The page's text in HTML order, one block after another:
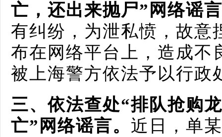
亡，还出来抛尸”网络谣言
有纠纷，为泄私愤，故意
布在网络平台上，造成不
被上海警方依法予以行政
三、依法查处“排队抢购
亡”网络谣言。 近日，单